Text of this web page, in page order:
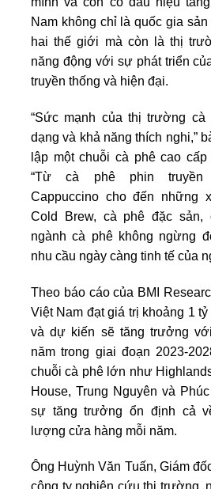
Nam không chỉ là quốc gia
hai thế giới mà còn là thị
năng động với sự phát triển
truyền thống và hiện đại.
“Sức mạnh của thị trường
dạng và khả năng thích nghi,”
lập một chuỗi cà phê cao
“Từ cà phê phin truyền
Cappuccino cho đến những
Cold Brew, cà phê đặc
ngành cà phê không ngừng
nhu cầu ngày càng tinh tế của
Theo báo cáo của BMI
Việt Nam đạt giá trị khoảng 1
và dự kiến sẽ tăng trưởng
năm trong giai đoạn 2023-
chuỗi cà phê lớn như
House, Trung Nguyên và
sự tăng trưởng ổn định cả
lượng cửa hàng mỗi năm.
Ông Huỳnh Văn Tuấn, Giám